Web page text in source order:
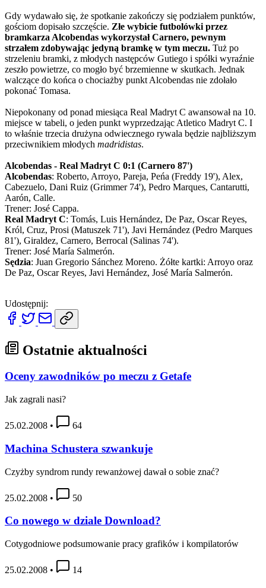
Gdy wydawało się, że spotkanie zakończy się podziałem punktów,
gościom dopisało szczęście. Złe wybicie futbolówki przez
bramkarza Alcobendas wykorzystał Carnero, pewnym
strzałem zdobywając jedyną bramkę w tym meczu. Tuż po
strzeleniu bramki, z młodych następców Gutiego i spółki wyraźnie
zeszło powietrze, co mogło być brzemienne w skutkach. Jednak
walczące do końca o chociażby punkt Alcobendas nie zdołało
pokonać Tomasa.
Niepokonany od ponad miesiąca Real Madryt C awansował na 10.
miejsce w tabeli, o jeden punkt wyprzedzając Atletico Madryt C. I
to właśnie trzecia drużyna odwiecznego rywala będzie najbliższym
przeciwnikiem młodych madridistas.
Alcobendas - Real Madryt C 0:1 (Carnero 87')
Alcobendas: Roberto, Arroyo, Pareja, Peńa (Freddy 19'), Alex,
Cabezuelo, Dani Ruiz (Grimmer 74'), Pedro Marques, Cantarutti,
Aarón, Calle.
Trener: José Cappa.
Real Madryt C: Tomás, Luis Hernández, De Paz, Oscar Reyes,
Król, Cruz, Prosi (Matuszek 71'), Javi Hernández (Pedro Marques
81'), Giraldez, Carnero, Berrocal (Salinas 74').
Trener: José María Salmerón.
Sędzia: Juan Gregorio Sánchez Moreno. Żółte kartki: Arroyo oraz
De Paz, Oscar Reyes, Javi Hernández, José María Salmerón.
Udostępnij:
Ostatnie aktualności
Oceny zawodników po meczu z Getafe
Jak zagrali nasi?
25.02.2008 • 64
Machina Schustera szwankuje
Czyżby syndrom rundy rewanżowej dawał o sobie znać?
25.02.2008 • 50
Co nowego w dziale Download?
Cotygodniowe podsumowanie pracy grafików i kompilatorów
25.02.2008 • 14